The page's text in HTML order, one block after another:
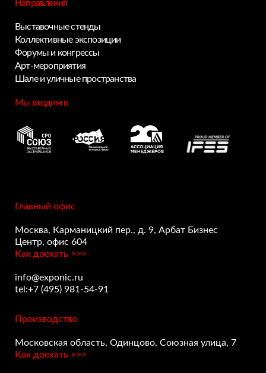
Направления
Выставочные стенды
Коллективные экспозиции
Форумы и конгрессы
Арт-мероприятия
Шале и уличные пространства
Мы входим в
Главный офис
Москва, Карманицкий пер., д. 9, Арбат Бизнес
Центр, офис 604
info@exponic.ru
tel:+7 (495) 981-54-91
Как доехать >>>
Производство
Московская область, Одинцово, Союзная улица, 7
Как доехать >>>